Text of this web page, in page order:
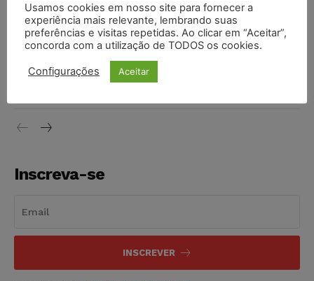
invioláveis após assinatura digital e lacração
NOTÍCIAS 06/08/2026
STF inicia julgamento sobre constitucionalidade da
proibição dos jogos de azar no Brasil
Inscreva-se
INSCREVER
Usamos cookies em nosso site para fornecer a
experiência mais relevante, lembrando suas
preferências e visitas repetidas. Ao clicar em “Aceitar”,
concorda com a utilização de TODOS os cookies.
Configurações Aceitar